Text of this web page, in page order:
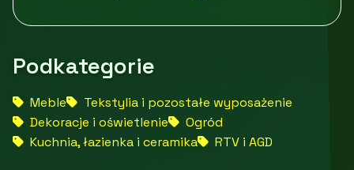
Podkategorie
Meble
Tekstylia i pozostałe wyposażenie
Dekoracje i oświetlenie
Ogród
Kuchnia, łazienka i ceramika
RTV i AGD